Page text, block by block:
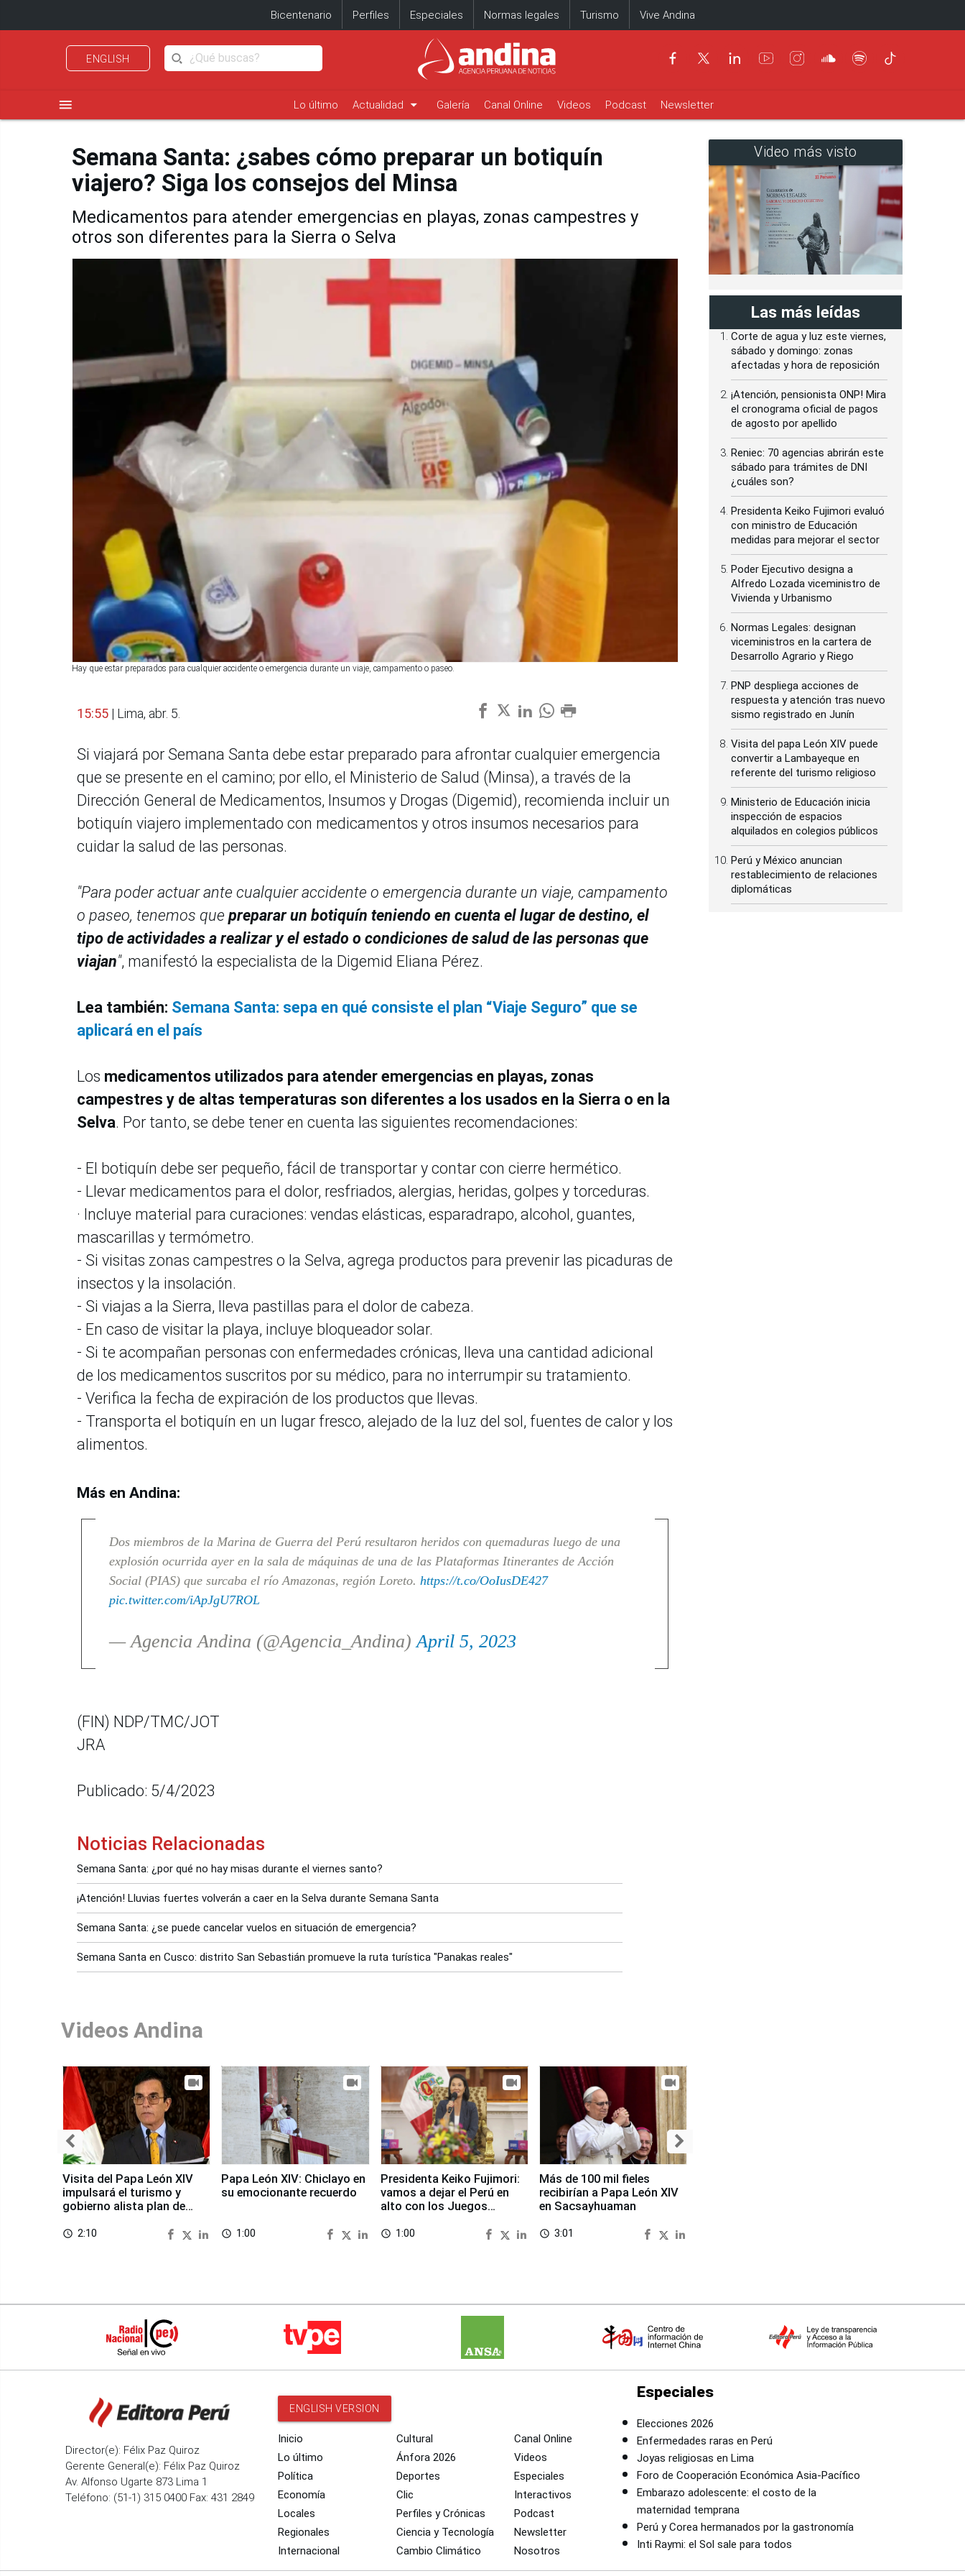
Bicentenario Perfiles Especiales Normas legales Turismo Vive Andina
ENGLISH
menu Lo último Actualidad arrow_drop_down Galería Canal Online Videos Podcast Newsletter
Semana Santa: ¿sabes cómo preparar un botiquín
viajero? Siga los consejos del Minsa
Medicamentos para atender emergencias en playas, zonas campestres y
otros son diferentes para la Sierra o Selva
Hay que estar preparados para cualquier accidente o emergencia durante un viaje, campamento o paseo.
15:55 | Lima, abr. 5.
Si viajará por Semana Santa debe estar preparado para afrontar cualquier emergencia
que se presente en el camino; por ello, el Ministerio de Salud (Minsa), a través de la
Dirección General de Medicamentos, Insumos y Drogas (Digemid), recomienda incluir un
botiquín viajero implementado con medicamentos y otros insumos necesarios para
cuidar la salud de las personas.
"Para poder actuar ante cualquier accidente o emergencia durante un viaje, campamento
o paseo, tenemos que preparar un botiquín teniendo en cuenta el lugar de destino, el
tipo de actividades a realizar y el estado o condiciones de salud de las personas que
viajan", manifestó la especialista de la Digemid Eliana Pérez.
Lea también: Semana Santa: sepa en qué consiste el plan “Viaje Seguro” que se
aplicará en el país
Los medicamentos utilizados para atender emergencias en playas, zonas
campestres y de altas temperaturas son diferentes a los usados en la Sierra o en la
Selva. Por tanto, se debe tener en cuenta las siguientes recomendaciones:
- El botiquín debe ser pequeño, fácil de transportar y contar con cierre hermético.
- Llevar medicamentos para el dolor, resfriados, alergias, heridas, golpes y torceduras.
· Incluye material para curaciones: vendas elásticas, esparadrapo, alcohol, guantes,
mascarillas y termómetro.
- Si visitas zonas campestres o la Selva, agrega productos para prevenir las picaduras de
insectos y la insolación.
- Si viajas a la Sierra, lleva pastillas para el dolor de cabeza.
- En caso de visitar la playa, incluye bloqueador solar.
- Si te acompañan personas con enfermedades crónicas, lleva una cantidad adicional
de los medicamentos suscritos por su médico, para no interrumpir su tratamiento.
- Verifica la fecha de expiración de los productos que llevas.
- Transporta el botiquín en un lugar fresco, alejado de la luz del sol, fuentes de calor y los
alimentos.
Más en Andina:
Dos miembros de la Marina de Guerra del Perú resultaron heridos con quemaduras luego de una
explosión ocurrida ayer en la sala de máquinas de una de las Plataformas Itinerantes de Acción
Social (PIAS) que surcaba el río Amazonas, región Loreto. https://t.co/OoIusDE427
pic.twitter.com/iApJgU7ROL
— Agencia Andina (@Agencia_Andina)April 5, 2023
(FIN) NDP/TMC/JOT
JRA
Publicado: 5/4/2023
Noticias Relacionadas
Semana Santa: ¿por qué no hay misas durante el viernes santo?
¡Atención! Lluvias fuertes volverán a caer en la Selva durante Semana Santa
Semana Santa: ¿se puede cancelar vuelos en situación de emergencia?
Semana Santa en Cusco: distrito San Sebastián promueve la ruta turística "Panakas reales"
Videos Andina
Visita del Papa León XIV
impulsará el turismo y
gobierno alista plan de
access_time 2:10
Papa León XIV: Chiclayo en
su emocionante recuerdo
access_time 1:00
Presidenta Keiko Fujimori:
vamos a dejar el Perú en
alto con los Juegos
access_time 1:00
Más de 100 mil fieles
recibirían a Papa León XIV
en Sacsayhuaman
access_time 3:01
Video más visto
Las más leídas
Corte de agua y luz este viernes,
sábado y domingo: zonas
afectadas y hora de reposición
¡Atención, pensionista ONP! Mira
el cronograma oficial de pagos
de agosto por apellido
Reniec: 70 agencias abrirán este
sábado para trámites de DNI
¿cuáles son?
Presidenta Keiko Fujimori evaluó
con ministro de Educación
medidas para mejorar el sector
Poder Ejecutivo designa a
Alfredo Lozada viceministro de
Vivienda y Urbanismo
Normas Legales: designan
viceministros en la cartera de
Desarrollo Agrario y Riego
PNP despliega acciones de
respuesta y atención tras nuevo
sismo registrado en Junín
Visita del papa León XIV puede
convertir a Lambayeque en
referente del turismo religioso
Ministerio de Educación inicia
inspección de espacios
alquilados en colegios públicos
Perú y México anuncian
restablecimiento de relaciones
diplomáticas
Director(e): Félix Paz Quiroz
Gerente General(e): Félix Paz Quiroz
Av. Alfonso Ugarte 873 Lima 1
Teléfono: (51-1) 315 0400 Fax: 431 2849
ENGLISH VERSION
Inicio
Lo último
Política
Economía
Locales
Regionales
Internacional
Cultural
Ánfora 2026
Deportes
Clic
Perfiles y Crónicas
Ciencia y Tecnología
Cambio Climático
Canal Online
Videos
Especiales
Interactivos
Podcast
Newsletter
Nosotros
Especiales
Elecciones 2026
Enfermedades raras en Perú
Joyas religiosas en Lima
Foro de Cooperación Económica Asia-Pacífico
Embarazo adolescente: el costo de la
maternidad temprana
Perú y Corea hermanados por la gastronomía
Inti Raymi: el Sol sale para todos